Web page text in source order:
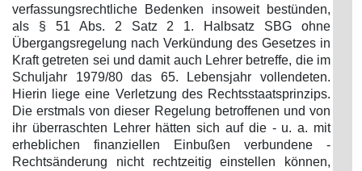
verfassungsrechtliche Bedenken insoweit bestünden,
als § 51 Abs. 2 Satz 2 1. Halbsatz SBG ohne
Übergangsregelung nach Verkündung des Gesetzes in
Kraft getreten sei und damit auch Lehrer betreffe, die im
Schuljahr 1979/80 das 65. Lebensjahr vollendeten.
Hierin liege eine Verletzung des Rechtsstaatsprinzips.
Die erstmals von dieser Regelung betroffenen und von
ihr überraschten Lehrer hätten sich auf die - u. a. mit
erheblichen finanziellen Einbußen verbundene -
Rechtsänderung nicht rechtzeitig einstellen können,